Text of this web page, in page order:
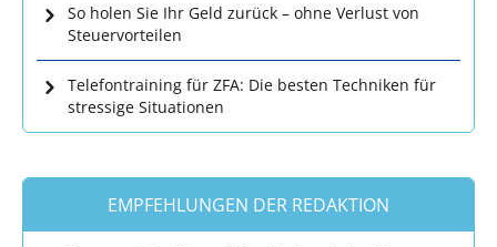
So holen Sie Ihr Geld zurück – ohne Verlust von
Steuervorteilen
Telefontraining für ZFA: Die besten Techniken für
stressige Situationen
EMPFEHLUNGEN DER REDAKTION